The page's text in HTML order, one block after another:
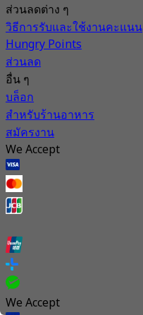
ส่วนลดต่าง ๆ
วิธีการรับและใช้งานคะแนน
Hungry Points
ส่วนลด
อื่น ๆ
บล็อก
สำหรับร้านอาหาร
สมัครงาน
We Accept
We Accept